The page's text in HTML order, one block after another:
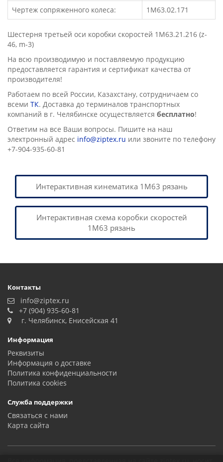
Чертеж сопряженного колеса:
1М63.02.171
Шестерня третьей оси коробки скоростей 1М63.21.216 (z-
46, m-3)
На всю производимую и поставляемую продукцию
предоставляется гарантия и сертификат качества от
производителя!
Работаем по всей России, Казахстану, сотрудничаем со
всеми ТК. Доставка до терминалов транспортных
компаний в г. Челябинске осущеcтвляется бесплатно!
Ответим на все Ваши вопросы. Пишите на наш
электронный адрес info@ziptex.ru или звоните по телефону
+7-904-935-60-81
Интерактивная кинематика 1М63 рязань
Интерактивная схема коробки скоростей
1М63 рязань
Контакты
info@ziptex.ru
+7 (904) 935-60-81
г. Челябинск, Енисейская 41
Информация
Реквизиты
Информация о доставке
Политика конфиденциальности
Политика сookies
Служба поддержки
Связаться с нами
Карта сайта